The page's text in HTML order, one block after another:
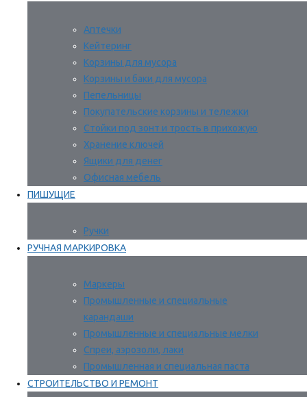
Аптечки
Кейтеринг
Корзины для мусора
Корзины и баки для мусора
Пепельницы
Покупательские корзины и тележки
Стойки под зонт и трость в прихожую
Хранение ключей
Ящики для денег
Офисная мебель
ПИШУЩИЕ
Ручки
РУЧНАЯ МАРКИРОВКА
Маркеры
Промышленные и специальные
карандаши
Промышленные и специальные мелки
Спреи, аэрозоли, лаки
Промышленная и специальная паста
СТРОИТЕЛЬСТВО И РЕМОНТ